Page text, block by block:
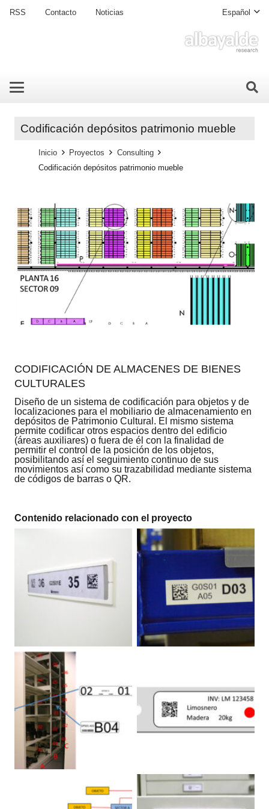
RSS Contacto Noticias Español
Codificación depósitos patrimonio mueble
Inicio Proyectos
Consulting
Codificación depósitos patrimonio mueble
CODIFICACIÓN DE ALMACENES DE BIENES
CULTURALES
Diseño de un sistema de codificación para objetos y de
localizaciones para el mobiliario de almacenamiento en
depósitos de Patrimonio Cultural. El mismo sistema
permite codificar otros espacios dentro del edificio
(áreas auxiliares) o fuera de él con la finalidad de
permitir el control de la posición de los objetos,
posibilitando así el seguimiento continuo de sus
movimientos así como su trazabilidad mediante sistema
de códigos de barras o QR.
Contenido relacionado con el proyecto